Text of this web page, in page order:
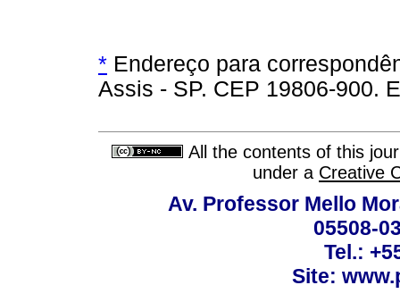
* Endereço para
Assis - SP. CEP 19806-900.
All the contents of this
under a Creative
Av. Professor Mello
05508-
Tel.:
Site: